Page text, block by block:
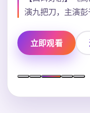
演九把刀，主演
立即观看